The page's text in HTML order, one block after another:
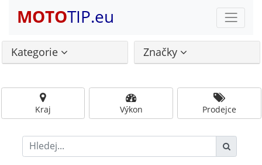
MOTOTIP.eu
Kategorie Značky
Kraj Výkon Prodejce